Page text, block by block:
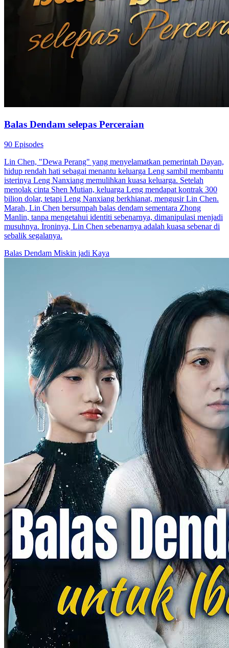
Balas Dendam Istriku
80 Episodes
Saat Lily berusia 10 tahun, ayah tiri dan kakak tirinya pindah
bersama dia dan ibunya. Tak disangka, setiap kali ayah tirinya
mabuk, dia akan memukul Lily dan ibunya. Selain itu, dibawah
hasutan sang ayah, kakak tirinya juga sering menyiksa Lily. Pada
akhirnya, ibu Lily yang tidak tahan memilih untuk bunuh diri dan
perusahaan keluarga mereka diambil oleh ayah tiri Lily. Lily ingin
balas dendam, tapi ayah tirinya kaya dan berkuasa. Akhirnya,
seorang pria membantu memalsukan kematian Lily dan
membawanya pindah ke negara lain. 15 tahun kemudian, Lily
kembali dan dia hendak memanfaatkan Max untuk balas dendam.